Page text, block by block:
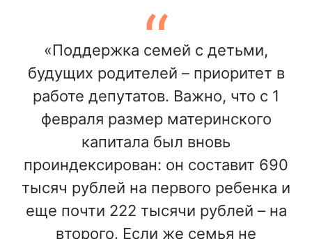
«Поддержка семей с детьми,
будущих родителей – приоритет в
работе депутатов. Важно, что с 1
февраля размер материнского
капитала был вновь
проиндексирован: он составит 690
тысяч рублей на первого ребенка и
еще почти 222 тысячи рублей – на
второго. Если же семья не